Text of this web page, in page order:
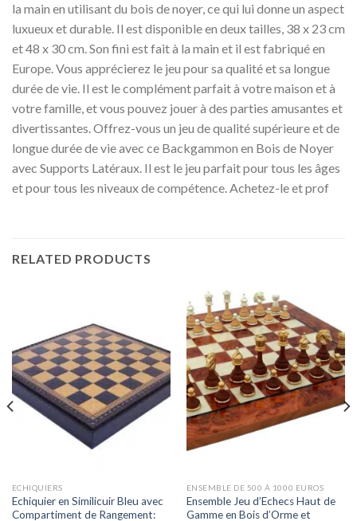
la main en utilisant du bois de noyer, ce qui lui donne un aspect
luxueux et durable. Il est disponible en deux tailles, 38 x 23 cm
et 48 x 30 cm. Son fini est fait à la main et il est fabriqué en
Europe. Vous apprécierez le jeu pour sa qualité et sa longue
durée de vie. Il est le complément parfait à votre maison et à
votre famille, et vous pouvez jouer à des parties amusantes et
divertissantes. Offrez-vous un jeu de qualité supérieure et de
longue durée de vie avec ce Backgammon en Bois de Noyer
avec Supports Latéraux. Il est le jeu parfait pour tous les âges
et pour tous les niveaux de compétence. Achetez-le et prof
RELATED PRODUCTS
ECHIQUIERS
Echiquier en Similicuir Bleu avec
Compartiment de Rangement:
ENSEMBLE DE 500 À 1000 EUROS
Ensemble Jeu d’Echecs Haut de
Gamme en Bois d’Orme et